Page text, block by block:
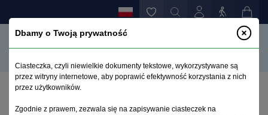
Dbamy o Twoją prywatność
Ciasteczka, czyli niewielkie dokumenty tekstowe, wykorzystywane są
przez witryny internetowe, aby poprawić efektywność korzystania z nich
przez użytkowników.
Zgodnie z prawem, zezwala się na zapisywanie ciasteczek na